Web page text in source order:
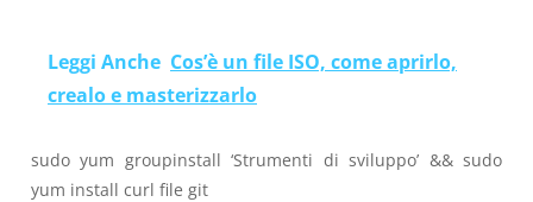
Leggi Anche Cos’è un file ISO, come aprirlo,
crealo e masterizzarlo
sudo yum groupinstall ‘Strumenti di sviluppo’ && sudo
yum install curl file git